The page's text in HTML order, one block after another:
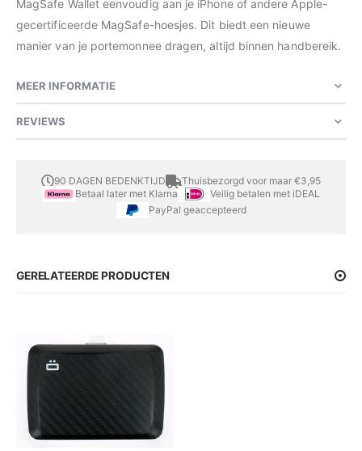
MagSafe Wallet eenvoudig aan je iPhone of andere Apple-
gecertificeerde MagSafe-hoesjes. Dit biedt een nieuwe
manier van je portemonnee dragen, altijd binnen handbereik.
MEER INFORMATIE
REVIEWS
90 DAGEN BEDENKTIJD
Thuisbezorgd voor maar €3,95
Betaal later met Klarna
Veilig betalen met iDEAL
PayPal geaccepteerd
GERELATEERDE PRODUCTEN